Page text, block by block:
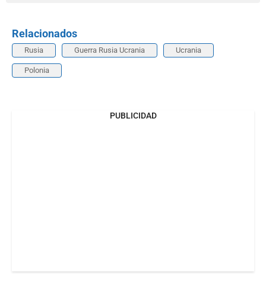
Relacionados
Rusia Guerra Rusia Ucrania Ucrania
Polonia
PUBLICIDAD